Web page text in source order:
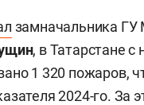
замначальника
, в Татарстане с
1 320 пожаров,
2024-го. За